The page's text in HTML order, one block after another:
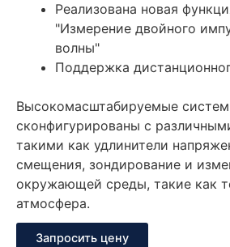
Реализована новая
"Измерение двойного
волны"
Поддержка
Высокомасштабируемые
сконфигурированы с
такими как удлинители
смещения, зондирование и
окружающей среды, такие как
атмосфера.
Запросить цену